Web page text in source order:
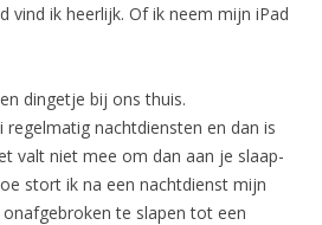
vind ik heerlijk. Of ik neem mijn iPad
dingetje bij ons thuis.
regelmatig nachtdiensten en dan is
valt niet mee om dan aan je slaap-
stort ik na een nachtdienst mijn
te slapen tot een